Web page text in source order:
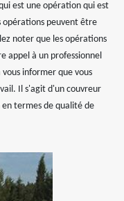
est une opération qui est
opérations peuvent être
noter que les opérations
appel à un professionnel
informer que vous
Il s'agit d'un couvreur
termes de qualité de